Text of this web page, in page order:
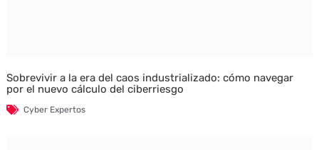
Sobrevivir a la era del caos industrializado: cómo navegar
por el nuevo cálculo del ciberriesgo
Cyber Expertos